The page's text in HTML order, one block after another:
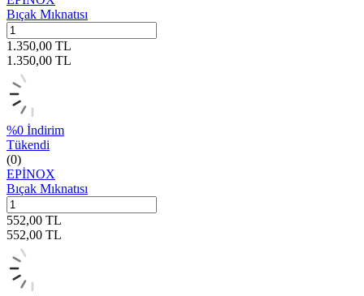
Bıçak Mıknatısı
1.350,00 TL
1.350,00 TL
%0 İndirim
Tükendi
(0)
EPİNOX
Bıçak Mıknatısı
552,00 TL
552,00 TL